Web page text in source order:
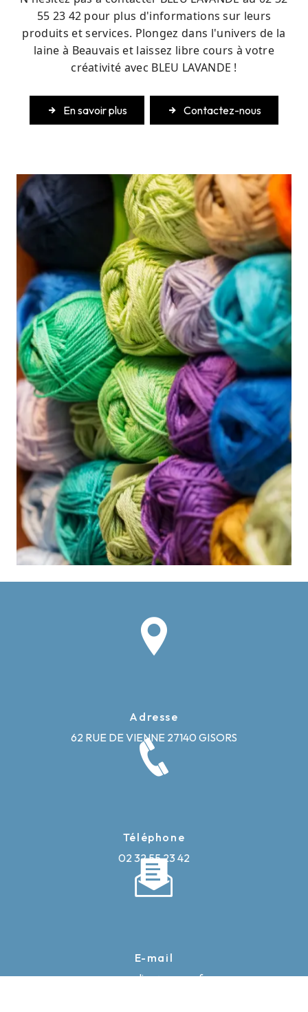
55 23 42 pour plus d'informations sur leurs
produits et services. Plongez dans l'univers de la
laine à Beauvais et laissez libre cours à votre
créativité avec BLEU LAVANDE !
En savoir plus Contactez-nous
Adresse
62 RUE DE VIENNE 27140 GISORS
Téléphone
02 32 55 23 42
E-mail
caron-elise@orange.fr